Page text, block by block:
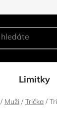
Limitky
Domů
/ Muži / Trička /